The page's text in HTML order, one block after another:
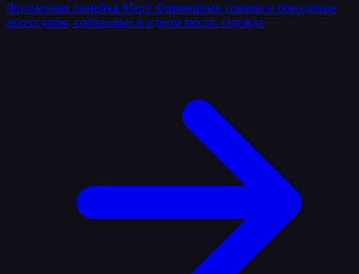
Фирменная линейка Мерч Фирменные товары и брендовые
аксессуары, собранные в одном месте. Одежда